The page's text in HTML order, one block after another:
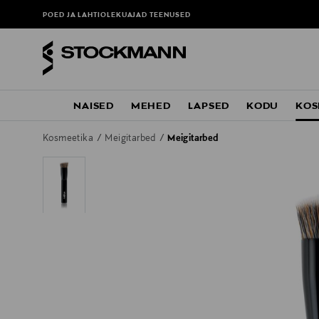
POED JA LAHTIOLEKUAJADTEENUSED
NAISED MEHED LAPSED KODU
Kosmeetika Meigitarbed Meigitarbed